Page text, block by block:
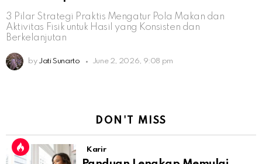
3 Pilar Strategi Praktis Mengatur Pola Makan dan
Aktivitas Fisik untuk Hasil yang Konsisten dan
Berkelanjutan
by Jati Sunarto June 2, 2026, 9:08 pm
DON'T MISS
Karir